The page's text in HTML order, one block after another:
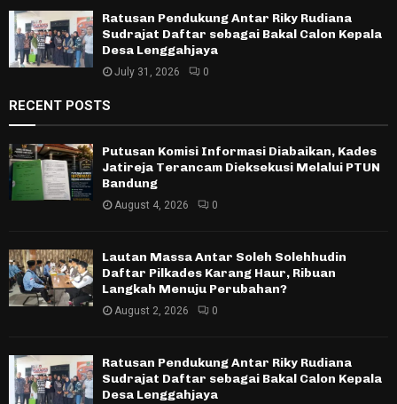
Ratusan Pendukung Antar Riky Rudiana
Sudrajat Daftar sebagai Bakal Calon Kepala
Desa Lenggahjaya
July 31, 2026 0
RECENT POSTS
Putusan Komisi Informasi Diabaikan, Kades
Jatireja Terancam Dieksekusi Melalui PTUN
Bandung
August 4, 2026 0
Lautan Massa Antar Soleh Solehhudin
Daftar Pilkades Karang Haur, Ribuan
Langkah Menuju Perubahan?
August 2, 2026 0
Ratusan Pendukung Antar Riky Rudiana
Sudrajat Daftar sebagai Bakal Calon Kepala
Desa Lenggahjaya